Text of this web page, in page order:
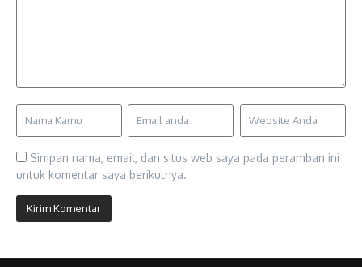
Simpan nama, email, dan situs web saya pada peramban ini
untuk komentar saya berikutnya.